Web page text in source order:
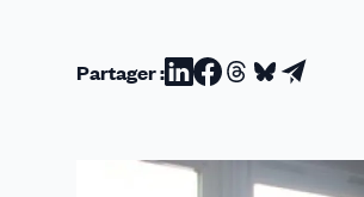
Partager :Partager
Linkedin
Partager
Facebook
Partager
Threads
Partager
Bluesky
Partager
email